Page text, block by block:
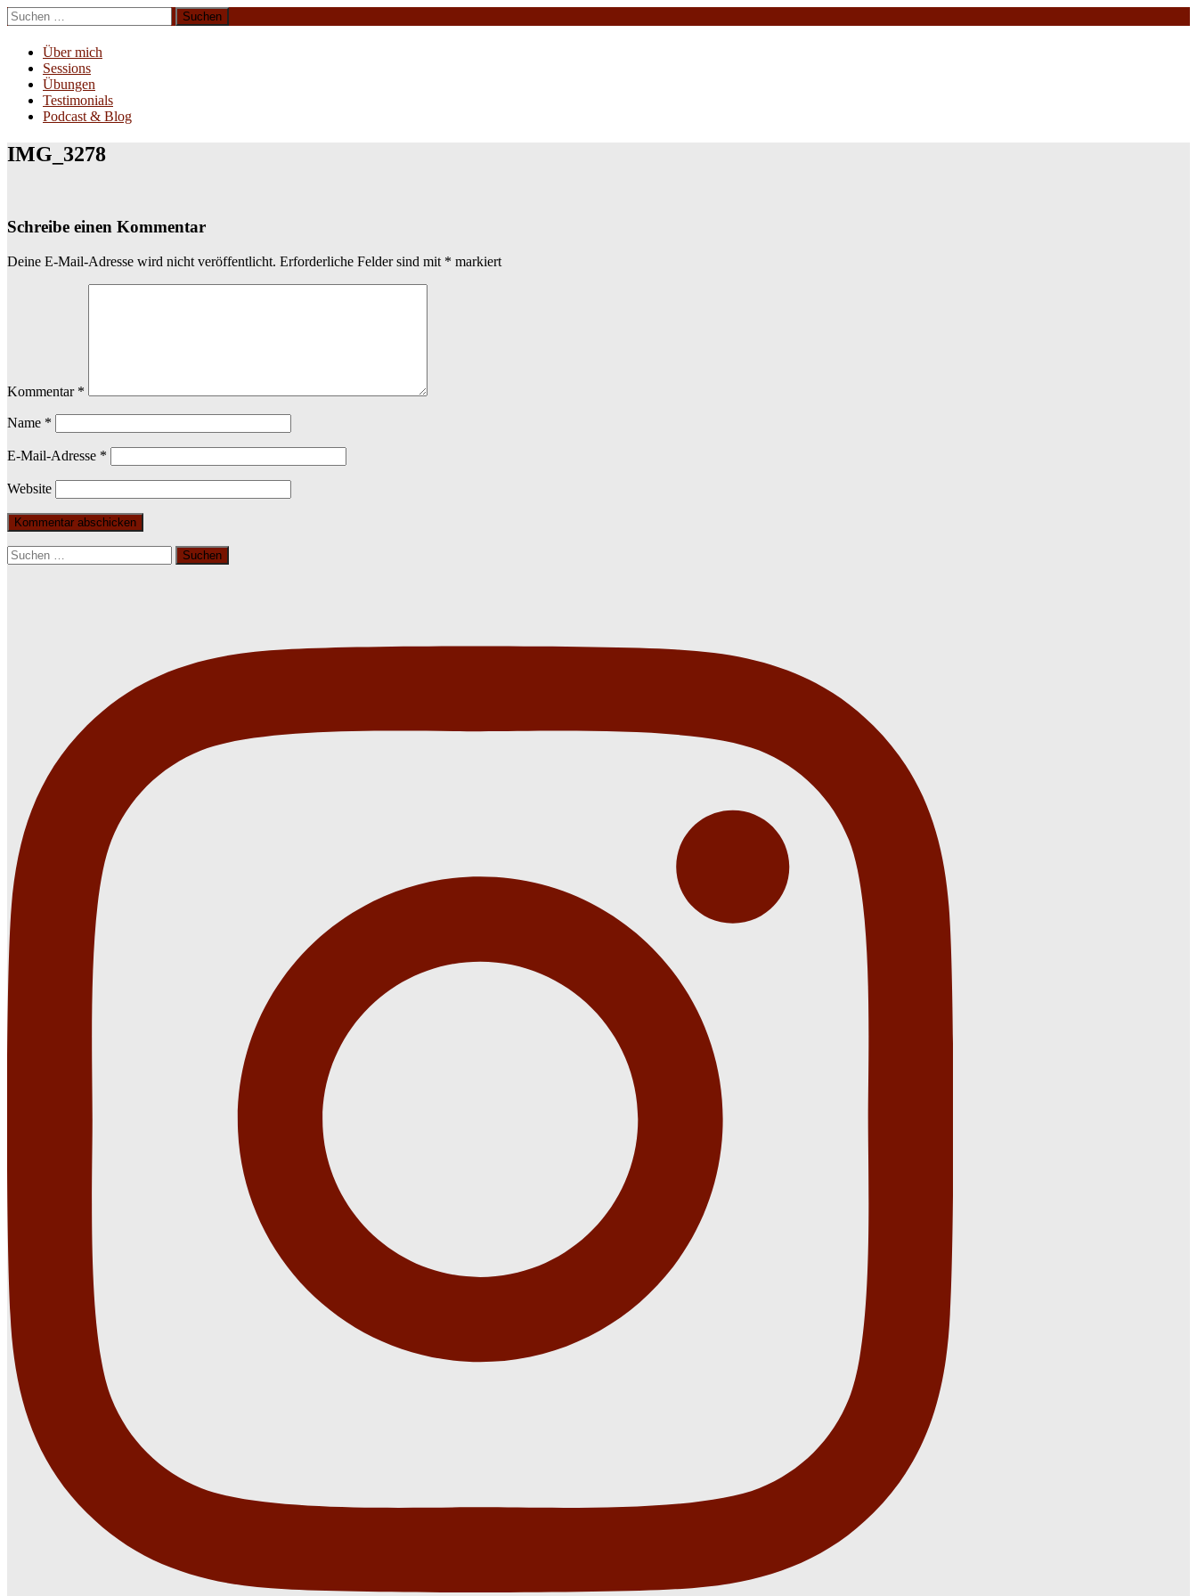
Zum
Inhalt
springen
Suchen
nach:
Über mich
Sessions
Übungen
Testimonials
Podcast & Blog
IMG_3278
Schreibe einen Kommentar
Deine E-Mail-Adresse wird nicht veröffentlicht. Erforderliche Felder sind mit * markiert
Kommentar *
Name *
E-Mail-Adresse *
Website
Suchen
nach: